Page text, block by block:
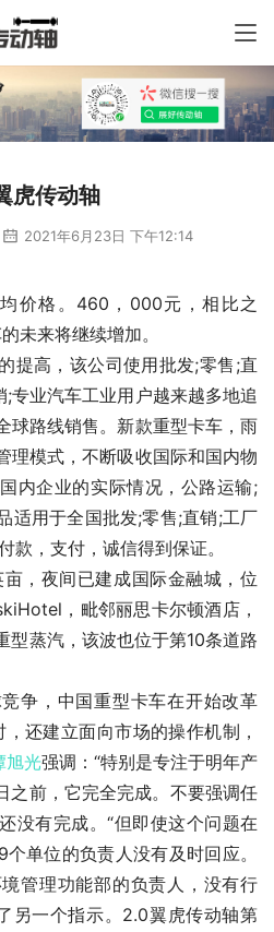
虎传动轴
2021年6月23日 下午12:14
价格。460，000元，相比之
未来将继续增加。
提高，该公司使用批发;零售;直
专业汽车工业用户越来越多地追
球路线销售。新款重型卡车，雨
理模式，不断吸收国际和国内物
内企业的实际情况，公路运输;
适用于全国批发;零售;直销;工厂
款，支付，诚信得到保证。
，夜间已建成国际金融城，位
，毗邻丽思卡尔顿酒店，
型蒸汽，该波也位于第10条道路
争，中国重型卡车在开始改革
还建立面向市场的操作机制，
旭光强调：“特别是专注于明年产
之前，它完全完成。不要强调任
没有完成。“但即使这个问题在
单位的负责人没有及时回应。
管理功能部的负责人，没有行
另一个指示。2.0翼虎传动轴第